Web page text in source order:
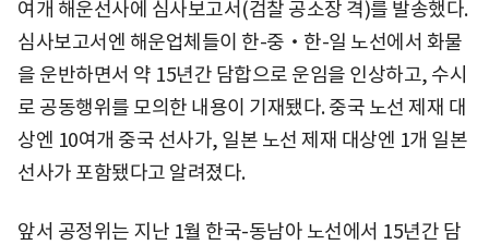
여개 해운선사에 심사보고서(검찰 공소장 격)를 발송했다.
심사보고서엔 해운업체들이 한-중‧한-일 노선에서 화물
을 운반하면서 약 15년간 담합으로 운임을 인상하고, 수시
로 공동행위를 모의한 내용이 기재됐다. 중국 노선 제재 대
상엔 10여개 중국 선사가, 일본 노선 제재 대상엔 1개 일본
선사가 포함됐다고 알려졌다.
앞서 공정위는 지난 1월 한국-동남아 노선에서 15년간 담